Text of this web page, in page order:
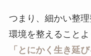
つまり、細かい整
環境を整えることよ
「とにかく生き延び